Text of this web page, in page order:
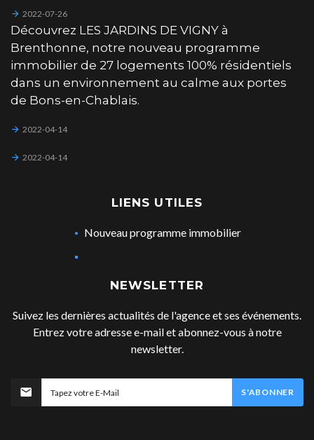
2022-07-26
Découvrez LES JARDINS DE VIGNY à
Brenthonne, notre nouveau programme
immobilier de 27 logements 100% résidentiels
dans un environnement au calme aux portes
de Bons-en-Chablais.
2022-04-14
2022-04-14
LIENS UTILES
Nouveau programme immobilier
NEWSLETTER
Suivez les dernières actualités de l'agence et ses événements.
Entrez votre adresse e-mail et abonnez-vous à notre
newsletter.
S'ABONNER